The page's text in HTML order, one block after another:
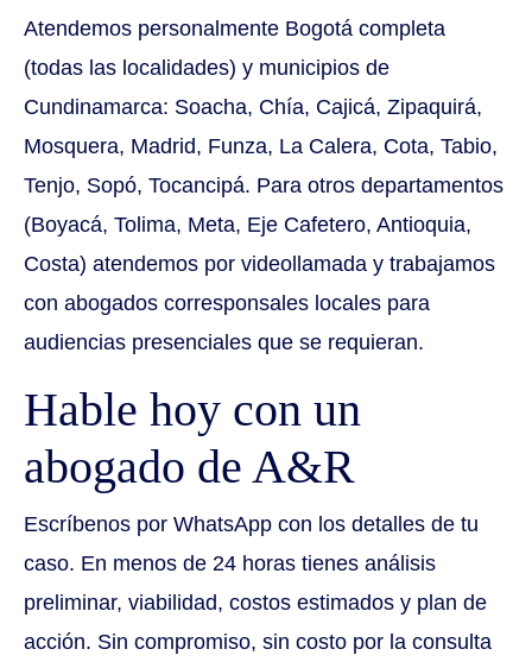
Atendemos personalmente Bogotá completa
(todas las localidades) y municipios de
Cundinamarca: Soacha, Chía, Cajicá, Zipaquirá,
Mosquera, Madrid, Funza, La Calera, Cota, Tabio,
Tenjo, Sopó, Tocancipá. Para otros departamentos
(Boyacá, Tolima, Meta, Eje Cafetero, Antioquia,
Costa) atendemos por videollamada y trabajamos
con abogados corresponsales locales para
audiencias presenciales que se requieran.
Hable hoy con un
abogado de A&R
Escríbenos por WhatsApp con los detalles de tu
caso. En menos de 24 horas tienes análisis
preliminar, viabilidad, costos estimados y plan de
acción. Sin compromiso, sin costo por la consulta